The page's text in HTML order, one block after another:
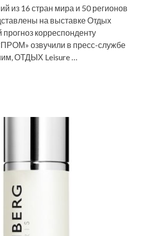
из 16 стран мира и 50 регионов
на выставке Отдых
прогноз корреспонденту
озвучили в пресс-службе
ОТДЫХ Leisure …